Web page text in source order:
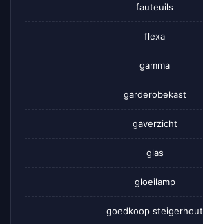
fauteuils
flexa
gamma
garderobekast
gaverzicht
glas
gloeilamp
goedkoop steigerhout